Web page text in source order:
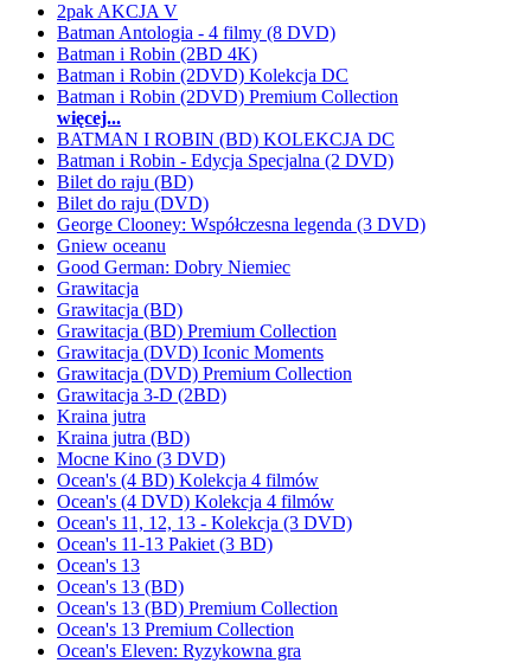
2pak AKCJA V
Batman Antologia - 4 filmy (8 DVD)
Batman i Robin (2BD 4K)
Batman i Robin (2DVD) Kolekcja DC
Batman i Robin (2DVD) Premium Collection
więcej...
BATMAN I ROBIN (BD) KOLEKCJA DC
Batman i Robin - Edycja Specjalna (2 DVD)
Bilet do raju (BD)
Bilet do raju (DVD)
George Clooney: Współczesna legenda (3 DVD)
Gniew oceanu
Good German: Dobry Niemiec
Grawitacja
Grawitacja (BD)
Grawitacja (BD) Premium Collection
Grawitacja (DVD) Iconic Moments
Grawitacja (DVD) Premium Collection
Grawitacja 3-D (2BD)
Kraina jutra
Kraina jutra (BD)
Mocne Kino (3 DVD)
Ocean's (4 BD) Kolekcja 4 filmów
Ocean's (4 DVD) Kolekcja 4 filmów
Ocean's 11, 12, 13 - Kolekcja (3 DVD)
Ocean's 11-13 Pakiet (3 BD)
Ocean's 13
Ocean's 13 (BD)
Ocean's 13 (BD) Premium Collection
Ocean's 13 Premium Collection
Ocean's Eleven: Ryzykowna gra